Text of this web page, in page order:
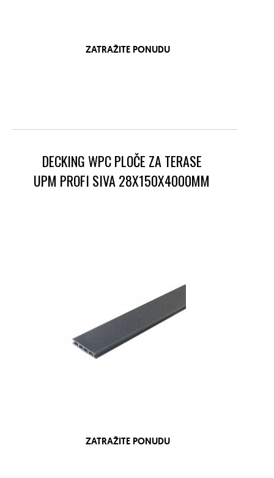
ZATRAŽITE PONUDU
DECKING WPC PLOČE ZA TERASE
UPM PROFI SIVA 28X150X4000MM
ZATRAŽITE PONUDU